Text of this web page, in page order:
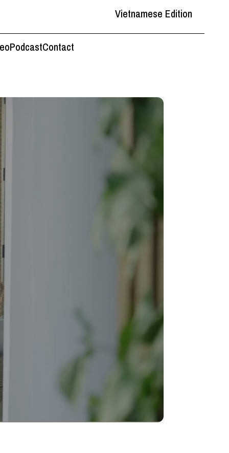
Vietnamese Edition
PodcastContact